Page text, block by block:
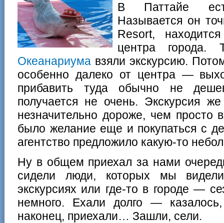
В Паттайе
Называется он
Resort,
центра
Океанариума взяли экскурсию.
особенно далеко от центра —
прибавить туда обычно не
получается не очень. Экскурсия
незначительно дороже, чем
было желание еще и покупаться с
агентство предложило какую-то
Ну в общем приехал за нами
сидели люди, которых мы
экскурсиях или где-то в городе —
немного. Ехали долго —
наконец, приехали… Зашли, сели.